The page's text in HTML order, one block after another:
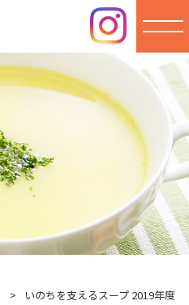
いのちを支えるスープ 2019年度